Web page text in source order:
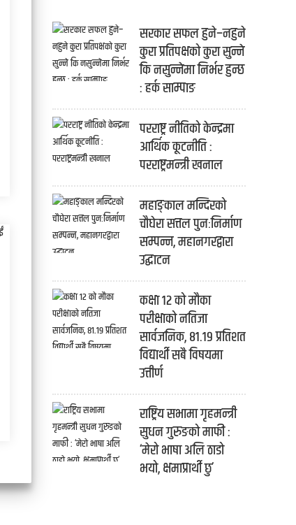
सरकार सफल हुने–नहुने
कुरा प्रतिपक्षको कुरा सुन्ने
कि नसुन्नेमा निर्भर हुन्छ
: हर्क साम्पाङ
परराष्ट्र नीतिको केन्द्रमा
आर्थिक कूटनीति :
परराष्ट्रमन्त्री खनाल
महाङ्काल मन्दिरको
चौघेरा सत्तल पुनःनिर्माण
सम्पन्न, महानगरद्वारा
उद्घाटन
कक्षा १२ को मौका
परीक्षाको नतिजा
सार्वजनिक, ८१.१९ प्रतिशत
विद्यार्थी सबै विषयमा
उत्तीर्ण
राष्ट्रिय सभामा गृहमन्त्री
सुधन गुरुङको माफी :
‘मेरो भाषा अलि ठाडो
भयो, क्षमाप्रार्थी छु’